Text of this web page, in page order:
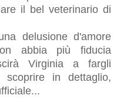
il bel veterinario di
delusione d'amore
abbia più fiducia
Virginia a fargli
in dettaglio,